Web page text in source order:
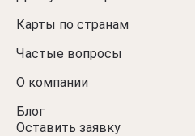
Карты по странам
Частые вопросы
О компании
Блог
Оставить заявку